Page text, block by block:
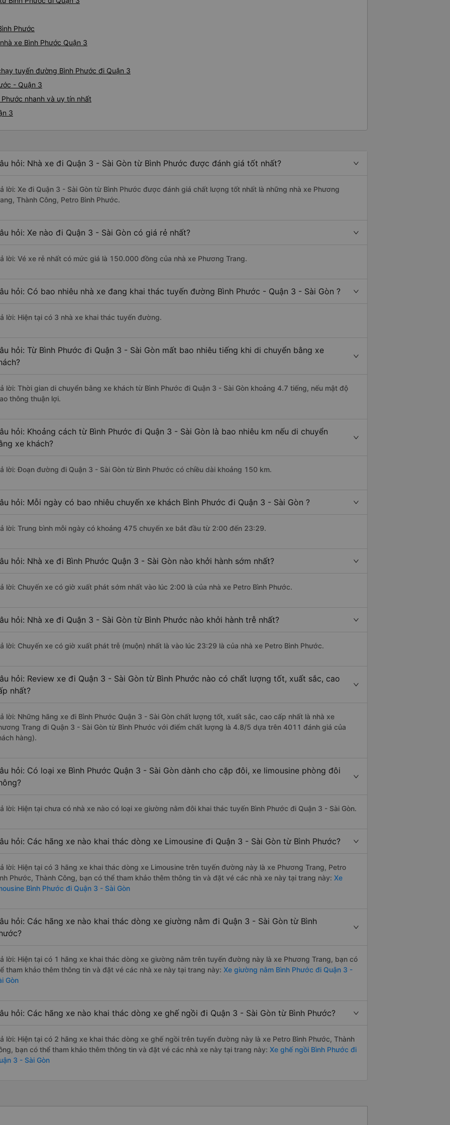
Phước
xe Bình Phước Quận 3
tuyến đường Bình Phước đi Quận 3
- Quận 3
nhanh và uy tín nhất
3
hỏi: Nhà xe đi Quận 3 - Sài Gòn từ Bình Phước được đánh giá tốt nhất?
lời: Xe đi Quận 3 - Sài Gòn từ Bình Phước được đánh giá chất lượng tốt nhất là những nhà xe Phương
Thành Công, Petro Bình Phước.
hỏi: Xe nào đi Quận 3 - Sài Gòn có giá rẻ nhất?
lời: Vé xe rẻ nhất có mức giá là 150.000 đồng của nhà xe Phương Trang.
hỏi: Có bao nhiêu nhà xe đang khai thác tuyến đường Bình Phước - Quận 3 - Sài Gòn ?
lời: Hiện tại có 3 nhà xe khai thác tuyến đường.
hỏi: Từ Bình Phước đi Quận 3 - Sài Gòn mất bao nhiêu tiếng khi di chuyển bằng xe
lời: Thời gian di chuyển bằng xe khách từ Bình Phước đi Quận 3 - Sài Gòn khoảng 4.7 tiếng, nếu mật độ
thông thuận lợi.
hỏi: Khoảng cách từ Bình Phước đi Quận 3 - Sài Gòn là bao nhiêu km nếu di chuyển
xe khách?
lời: Đoạn đường đi Quận 3 - Sài Gòn từ Bình Phước có chiều dài khoảng 150 km.
hỏi: Mỗi ngày có bao nhiêu chuyến xe khách Bình Phước đi Quận 3 - Sài Gòn ?
lời: Trung bình mỗi ngày có khoảng 475 chuyến xe bắt đầu từ 2:00 đến 23:29.
hỏi: Nhà xe đi Bình Phước Quận 3 - Sài Gòn nào khởi hành sớm nhất?
lời: Chuyến xe có giờ xuất phát sớm nhất vào lúc 2:00 là của nhà xe Petro Bình Phước.
hỏi: Nhà xe đi Quận 3 - Sài Gòn từ Bình Phước nào khởi hành trễ nhất?
lời: Chuyến xe có giờ xuất phát trễ (muộn) nhất là vào lúc 23:29 là của nhà xe Petro Bình Phước.
hỏi: Review xe đi Quận 3 - Sài Gòn từ Bình Phước nào có chất lượng tốt, xuất sắc, cao
nhất?
lời: Những hãng xe đi Bình Phước Quận 3 - Sài Gòn chất lượng tốt, xuất sắc, cao cấp nhất là nhà xe
Trang đi Quận 3 - Sài Gòn từ Bình Phước với điểm chất lượng là 4.8/5 dựa trên 4011 đánh giá của
hàng).
hỏi: Có loại xe Bình Phước Quận 3 - Sài Gòn dành cho cặp đôi, xe limousine phòng đôi
lời: Hiện tại chưa có nhà xe nào có loại xe giường nằm đôi khai thác tuyến Bình Phước đi Quận 3 - Sài Gòn.
hỏi: Các hãng xe nào khai thác dòng xe Limousine đi Quận 3 - Sài Gòn từ Bình Phước?
lời: Hiện tại có 3 hãng xe khai thác dòng xe Limousine trên tuyến đường này là xe Phương Trang, Petro
Phước, Thành Công, bạn có thể tham khảo thêm thông tin và đặt vé các nhà xe này tại trang này: Xe
Bình Phước đi Quận 3 - Sài Gòn
hỏi: Các hãng xe nào khai thác dòng xe giường nằm đi Quận 3 - Sài Gòn từ Bình
lời: Hiện tại có 1 hãng xe khai thác dòng xe giường nằm trên tuyến đường này là xe Phương Trang, bạn có
tham khảo thêm thông tin và đặt vé các nhà xe này tại trang này: Xe giường nằm Bình Phước đi Quận 3 -
Gòn
hỏi: Các hãng xe nào khai thác dòng xe ghế ngồi đi Quận 3 - Sài Gòn từ Bình Phước?
lời: Hiện tại có 2 hãng xe khai thác dòng xe ghế ngồi trên tuyến đường này là xe Petro Bình Phước, Thành
bạn có thể tham khảo thêm thông tin và đặt vé các nhà xe này tại trang này: Xe ghế ngồi Bình Phước đi
3 - Sài Gòn